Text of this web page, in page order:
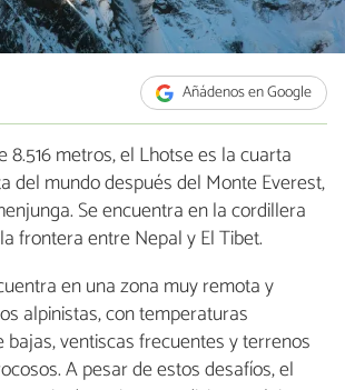
Añádenos en Google
8.516 metros, el Lhotse es la cuarta
del mundo después del Monte Everest,
Se encuentra en la cordillera
frontera entre Nepal y El Tibet.
en una zona muy remota y
alpinistas, con temperaturas
ventiscas frecuentes y terrenos
A pesar de estos desafíos, el